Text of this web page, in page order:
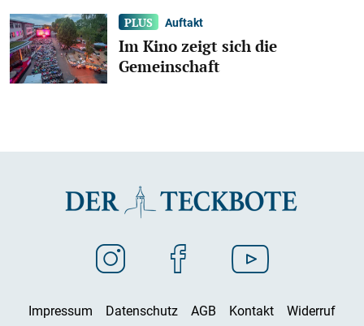
Auftakt
Im Kino zeigt sich die
Gemeinschaft
Impressum Datenschutz AGB Kontakt
Widerruf